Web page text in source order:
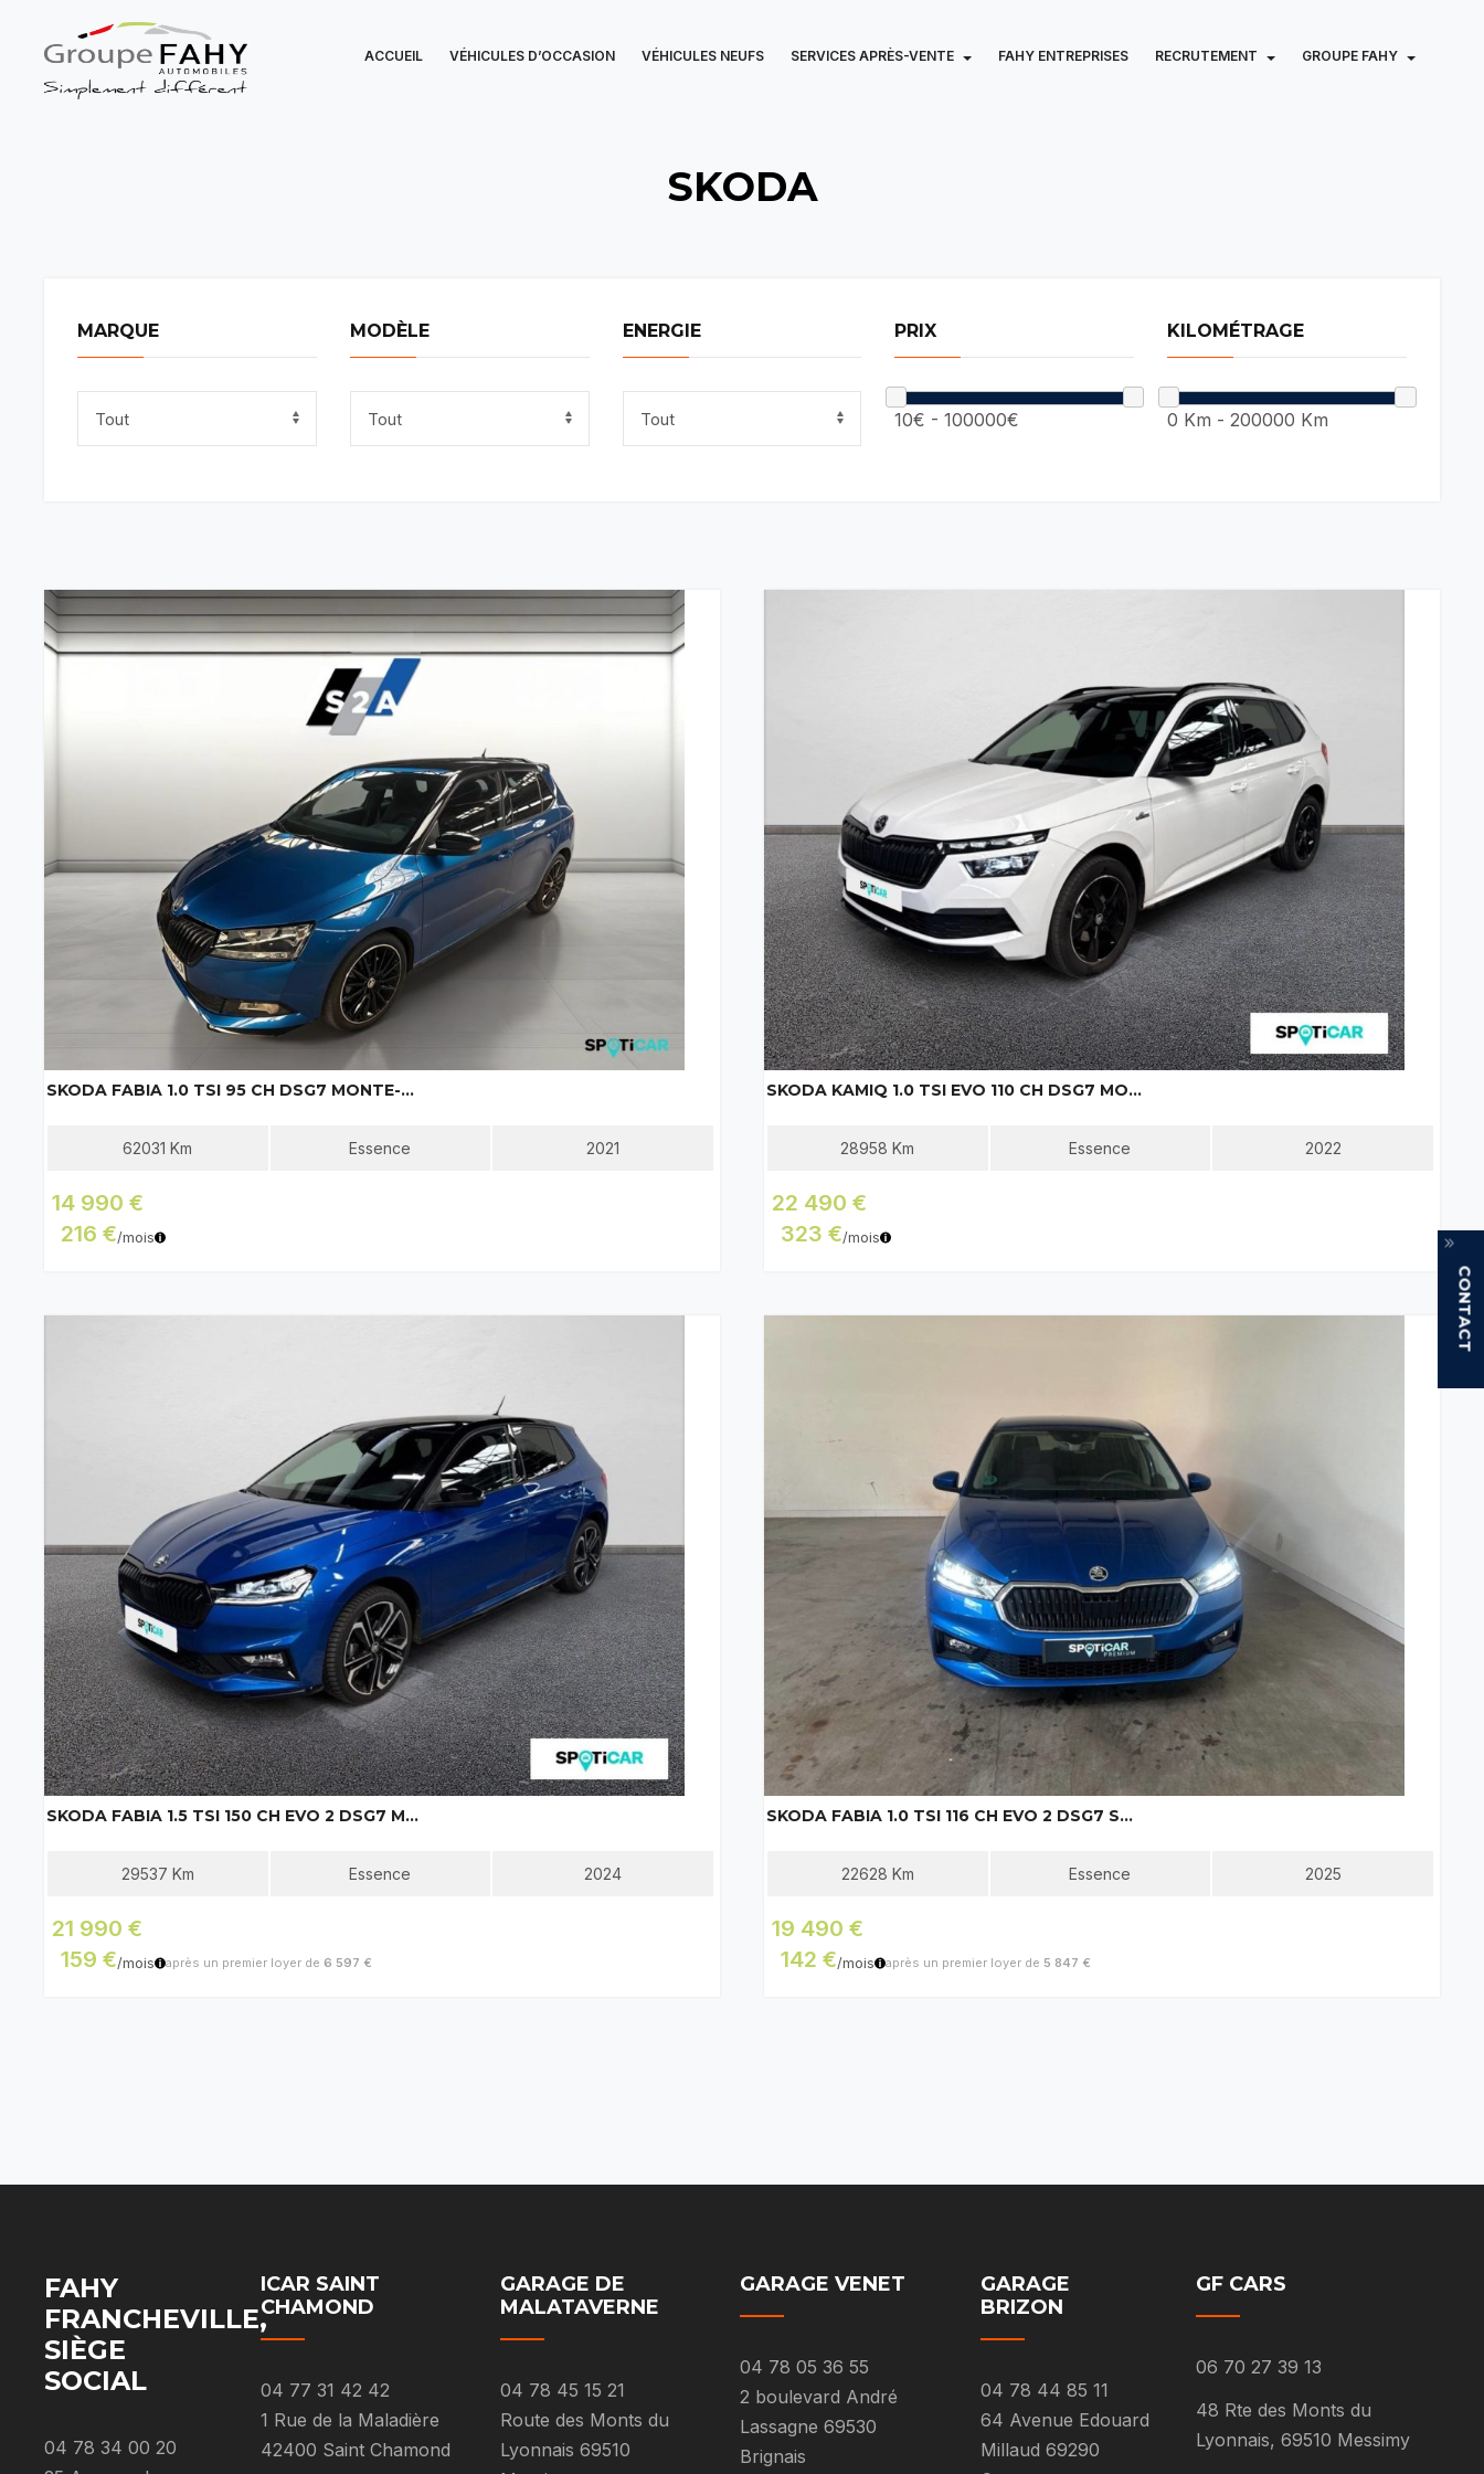
ACCUEIL VÉHICULES D’OCCASION VÉHICULES NEUFS SERVICES APRÈS-VENTE FAHY ENTREPRISES RECRUTEMENT GROUPE FAHY
SKODA
MARQUE MODÈLE ENERGIE PRIX
10€ -100000€
KILOMÉTRAGE
0 Km -200000 Km
SKODA FABIA 1.0 TSI 95 CH DSG7 MONTE-CARLO
62031 Km Essence 2021
14 990 €
216 €/mois
SKODA KAMIQ 1.0 TSI EVO 110 CH DSG7 MONTE-CARLO
28958 Km Essence 2022
22 490 €
323 €/mois
SKODA FABIA 1.5 TSI 150 CH EVO 2 DSG7 MONTE-CARLO
29537 Km Essence 2024
21 990 €
159 €/mois après un premier loyer de 6 597 €
SKODA FABIA 1.0 TSI 116 CH EVO 2 DSG7 SELECTION
22628 Km Essence 2025
19 490 €
142 €/mois après un premier loyer de 5 847 €
FAHY
FRANCHEVILLE,
SIÈGE
SOCIAL
04 78 34 00 20
ICAR SAINT
CHAMOND
04 77 31 42 42
1 Rue de la Maladière
42400 Saint Chamond
GARAGE DE
MALATAVERNE
04 78 45 15 21
Route des Monts du
Lyonnais 69510
GARAGE VENET
04 78 05 36 55
2 boulevard André
Lassagne 69530
Brignais
GARAGE
BRIZON
04 78 44 85 11
64 Avenue Edouard
Millaud 69290
GF CARS
06 70 27 39 13
48 Rte des Monts du
Lyonnais, 69510 Messimy
CONTACT